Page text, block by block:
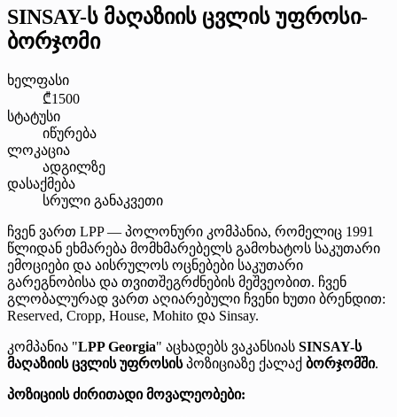
SINSAY-ს მაღაზიის ცვლის უფროსი-
ბორჯომი
ხელფასი
₾1500
სტატუსი
იწურება
ლოკაცია
ადგილზე
დასაქმება
სრული განაკვეთი
ჩვენ ვართ LPP — პოლონური კომპანია, რომელიც 1991
წლიდან ეხმარება მომხმარებელს გამოხატოს საკუთარი
ემოციები და აისრულოს ოცნებები საკუთარი
გარეგნობისა და თვითშეგრძნების მეშვეობით. ჩვენ
გლობალურად ვართ აღიარებული ჩვენი ხუთი ბრენდით:
Reserved, Cropp, House, Mohito და Sinsay.
კომპანია "LPP Georgia" აცხადებს ვაკანსიას SINSAY-ს
მაღაზიის ცვლის უფროსისპოზიციაზე ქალაქ ბორჯომში.
პოზიციის ძირითადი მოვალეობები: